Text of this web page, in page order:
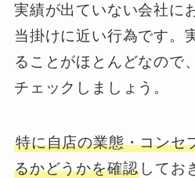
実績が出ていない会社に
当掛けに近い行為です。
ることがほとんどなので
チェックしましょう。
特に自店の業態・コンセ
るかどうかを確認 してお